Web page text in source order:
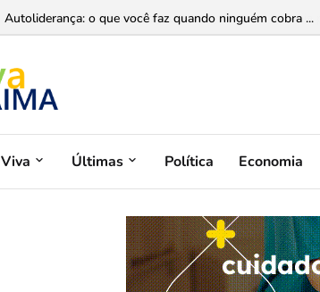
A sala escura e o ritual da presença: por que a infância
Viva Últimas Política Economia